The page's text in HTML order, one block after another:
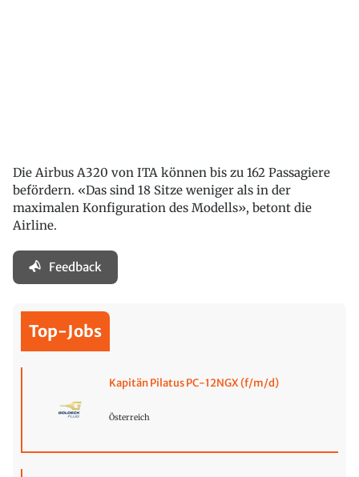
Die Airbus A320 von ITA können bis zu 162 Passagiere
befördern. «Das sind 18 Sitze weniger als in der
maximalen Konfiguration des Modells», betont die
Airline.
Feedback
Top-Jobs
Kapitän Pilatus PC-12NGX (f/m/d)
Österreich